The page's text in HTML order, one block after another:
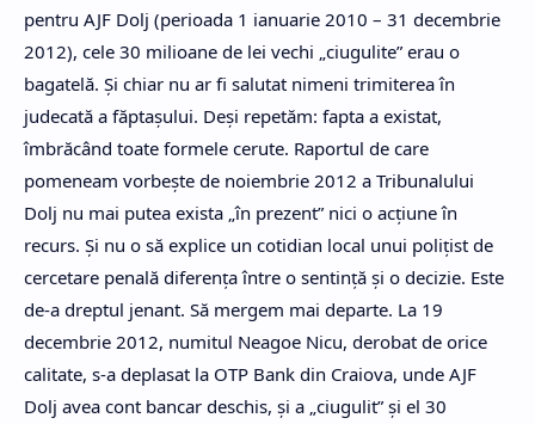
pentru AJF Dolj (perioada 1 ianuarie 2010 – 31 decembrie
2012), cele 30 milioane de lei vechi „ciugulite” erau o
bagatelă. Şi chiar nu ar fi salutat nimeni trimiterea în
judecată a făptaşului. Deşi repetăm: fapta a existat,
îmbrăcând toate formele cerute. Raportul de care
pomeneam vorbeşte de noiembrie 2012 a Tribunalului
Dolj nu mai putea exista „în prezent” nici o acţiune în
recurs. Şi nu o să explice un cotidian local unui poliţist de
cercetare penală diferenţa între o sentinţă şi o decizie. Este
de-a dreptul jenant. Să mergem mai departe. La 19
decembrie 2012, numitul Neagoe Nicu, derobat de orice
calitate, s-a deplasat la OTP Bank din Craiova, unde AJF
Dolj avea cont bancar deschis, şi a „ciugulit” şi el 30